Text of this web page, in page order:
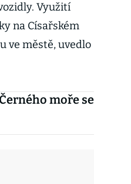
Využití
na Císařském
ve městě, uvedlo
moře se